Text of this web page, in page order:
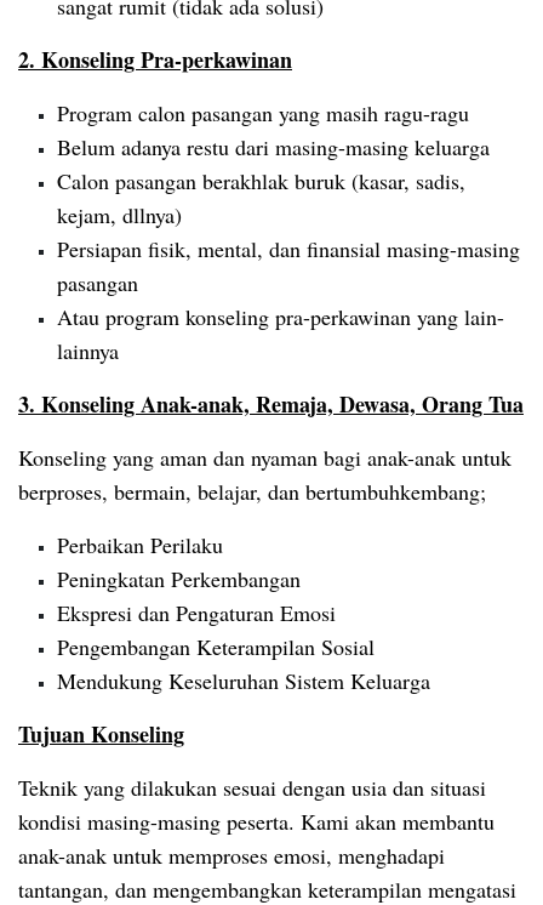
sangat rumit (tidak ada solusi)
2. Konseling Pra-perkawinan
Program calon pasangan yang masih ragu-ragu
Belum adanya restu dari masing-masing keluarga
Calon pasangan berakhlak buruk (kasar, sadis,
kejam, dllnya)
Persiapan fisik, mental, dan finansial masing-masing
pasangan
Atau program konseling pra-perkawinan yang lain-
lainnya
3. Konseling Anak-anak, Remaja, Dewasa, Orang Tua
Konseling yang aman dan nyaman bagi anak-anak untuk
berproses, bermain, belajar, dan bertumbuhkembang;
Perbaikan Perilaku
Peningkatan Perkembangan
Ekspresi dan Pengaturan Emosi
Pengembangan Keterampilan Sosial
Mendukung Keseluruhan Sistem Keluarga
Tujuan Konseling
Teknik yang dilakukan sesuai dengan usia dan situasi
kondisi masing-masing peserta. Kami akan membantu
anak-anak untuk memproses emosi, menghadapi
tantangan, dan mengembangkan keterampilan mengatasi